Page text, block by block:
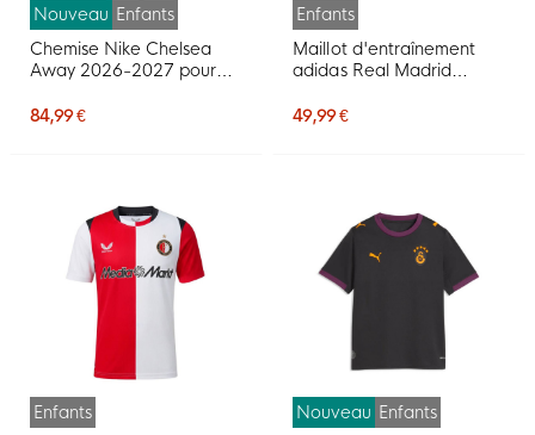
Nouveau Enfants
Chemise Nike Chelsea
Away 2026-2027 pour
84,99 €
Enfants
Maillot d'entraînement
adidas Real Madrid
vert foncé, rose, blanc
49,99 €
Enfants
Nouveau Enfants